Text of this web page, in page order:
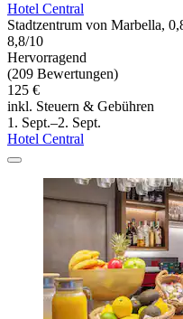
Hotel Central
Stadtzentrum von Marbella,
8,8/10
Hervorragend
(209 Bewertungen)
125 €
inkl. Steuern & Gebühren
1. Sept.–2. Sept.
Hotel Central